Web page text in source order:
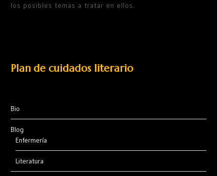
los posibles temas a tratar en ellos.
Plan de cuidados literario
Bio
Blog
Enfermería
Literatura